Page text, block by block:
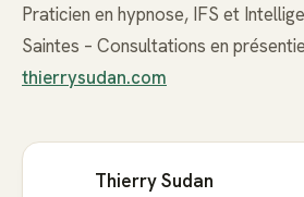
Praticien en hypnose, IFS et
Saintes – Consultations en
thierrysudan.com
Thierry Sudan